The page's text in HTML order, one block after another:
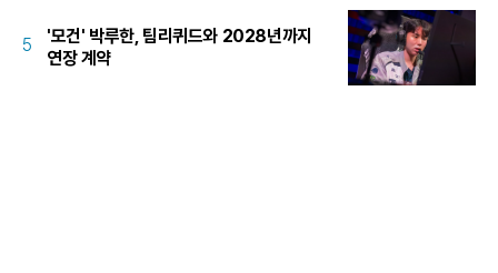
5
'모건' 박루한, 팀리퀴드와 2028년까지
연장 계약